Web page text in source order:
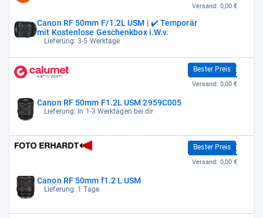
Canon RF 50mm F/1.2L USM | ✔️ Temporär
mit Kostenlose Geschenkbox i.W.v.
Lieferung: 3-5 Werktage
Versand: 0,00 €
Canon RF 50mm F1.2L USM 2959C005
Lieferung: In 1-3 Werktagen bei dir
Bester Preis
2.449,99 €
Versand: 0,00 €
Canon RF 50mm f1.2 L USM
Lieferung: 1 Tage
Bester Preis
2.449,99 €
Versand: 0,00 €